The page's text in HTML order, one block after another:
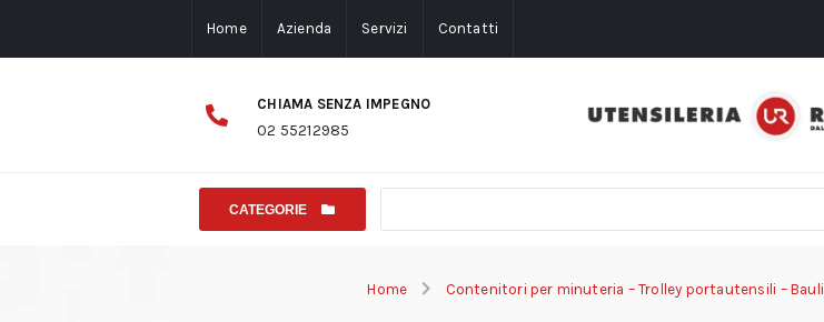
Home Azienda Servizi Contatti
CHIAMA SENZA IMPEGNO
02 55212985
CATEGORIE
Home Contenitori per minuteria – Trolley portautensili – Bauli